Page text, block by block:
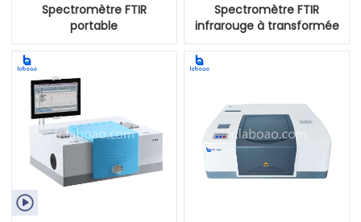
Spectromètre FTIR
portable
Spectromètre FTIR
infrarouge à transformée
de Fourier
